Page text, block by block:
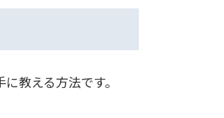
教える方法です。